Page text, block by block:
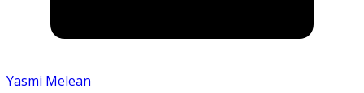
Yasmi Melean